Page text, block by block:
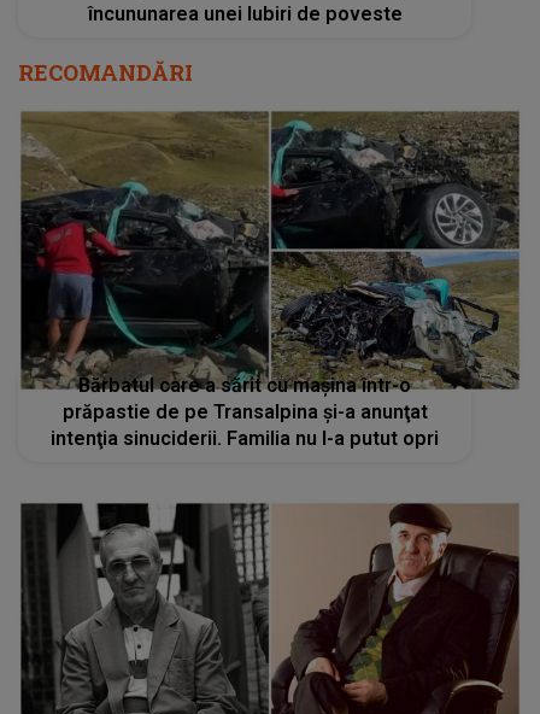
încununarea unei Iubiri de poveste
RECOMANDĂRI
Bărbatul care a sărit cu mașina într-o
prăpastie de pe Transalpina şi-a anunţat
intenţia sinuciderii. Familia nu l-a putut opri